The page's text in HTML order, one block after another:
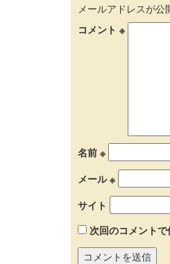
メールアドレスが公
コメント ※
名前 ※
メール※
サイト
次回のコメント